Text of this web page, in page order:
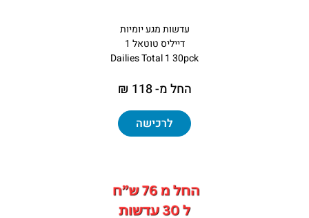
עדשות מגע יומיות
דייליס טוטאל 1
Dailies Total 1 30pck
החל מ- 118 ₪
לרכישה